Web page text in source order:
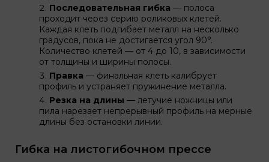
Последовательная гибка — полоса
проходит через серию роликовых клетей.
Каждая клеть подгибает металл на несколько
градусов, пока не достигается угол 90°.
Количество клетей — от 4 до 10, в зависимости
от толщины и ширины полосы.
Правка — финальная клеть калибрует
профиль и устраняет пружинение металла.
Резка на длины — летучие ножницы или
пила нарезает непрерывный профиль на мерные
длины без остановки линии.
Гибка на листогибочном прессе